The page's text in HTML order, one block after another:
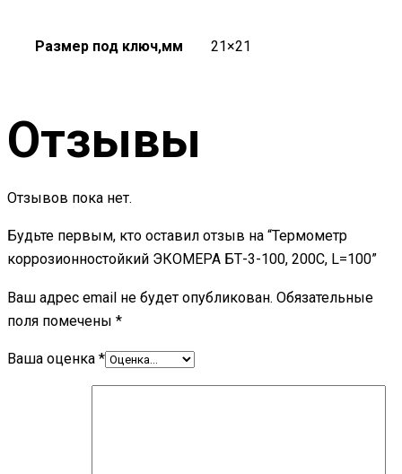
Размер под ключ,мм 21×21
Отзывы
Отзывов пока нет.
Будьте первым, кто оставил отзыв на “Термометр
коррозионностойкий ЭКОМЕРА БТ-3-100, 200С, L=100”
Ваш адрес email не будет опубликован. Обязательные
поля помечены *
Ваша оценка *